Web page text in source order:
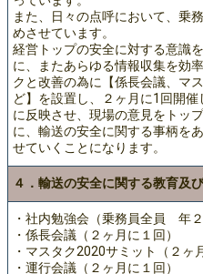
また、日々の点呼において、乗
めさせています。
経営トップの安全に対する意識
に、またあらゆる情報収集を効
クと改善の為に【係長会議、マ
ど】を設置し、２ヶ月に1回開
に反映させ、現場の意見をトッ
に、輸送の安全に関する事柄を
せていくことになります。
４．輸送の安全に関する教育及
・社内勉強会（乗務員全員 年２
・係長会議（２ヶ月に１回）
・マスタク2020サミット（２ヶ
・運行会議（２ヶ月に１回）